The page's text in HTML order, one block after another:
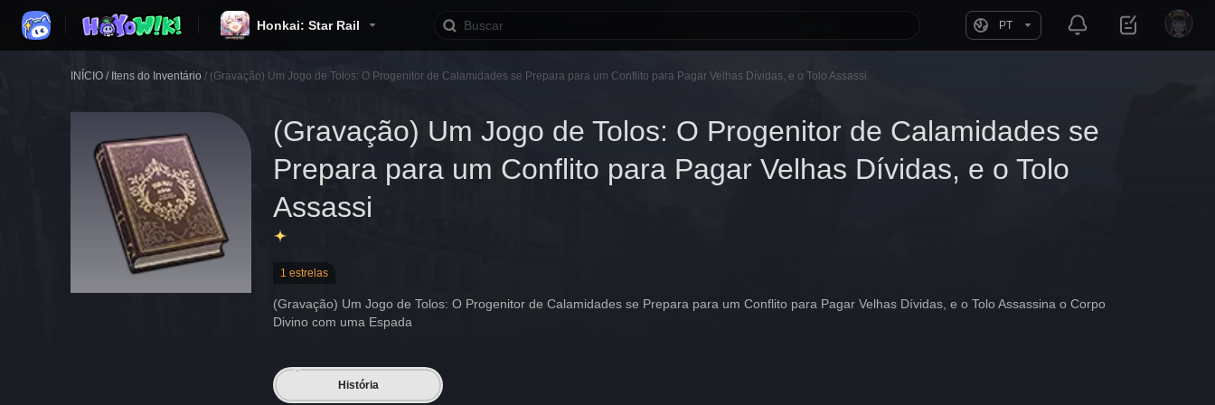
Honkai: Star Rail PT
INÍCIO / Itens do Inventário / (Gravação) Um Jogo de Tolos: O Progenitor de Calamidades se Prepara para um Conflito para Pagar Velhas Dívidas, e o Tolo Assassi
(Gravação) Um Jogo de Tolos: O Progenitor de Calamidades se
Prepara para um Conflito para Pagar Velhas Dívidas, e o Tolo
Assassi
1 estrelas
(Gravação) Um Jogo de Tolos: O Progenitor de Calamidades se Prepara para um Conflito para Pagar Velhas Dívidas, e o Tolo Assassina o Corpo
Divino com uma Espada
História